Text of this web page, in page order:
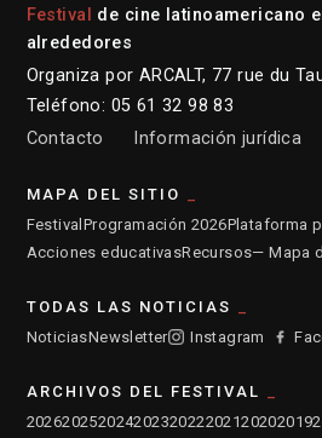
Festival
de cine latinoamericano
alrededores
Organiza por ARCALT, 77 rue du
Teléfono: 05 61 32 98 83
Contacto
Información jurídica
MAPA DEL SITIO
FestivalProgramación 2026Plataforma
Acciones educativasRecursos— Mapa
TODAS LAS NOTICIAS
NoticiasNewsletter Instagram
ARCHIVOS DEL FESTIVAL
20262025202420232022202120202019